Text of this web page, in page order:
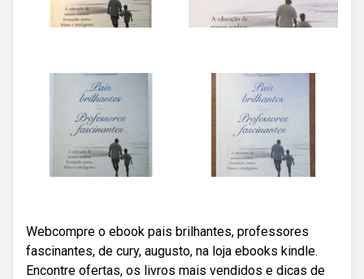
Webcompre o ebook pais brilhantes, professores
fascinantes, de cury, augusto, na loja ebooks kindle.
Encontre ofertas, os livros mais vendidos e dicas de